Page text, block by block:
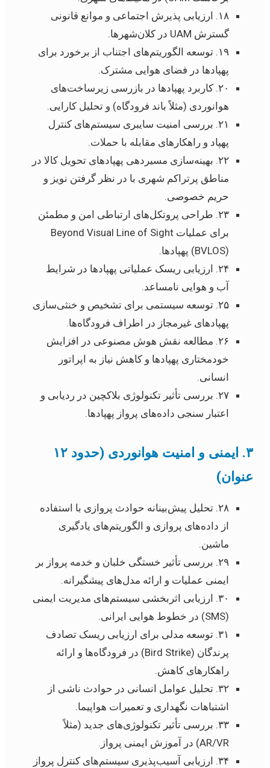
۱۸. ارزیابی پذیرش اجتماعی و موانع قانونی
گسترش UAM در کلان‌شهرها.
۱۹. توسعه الگوریتم‌های اجتناب از برخورد برای
پهپادها در فضای هوایی مشترک.
۲۰. کاربرد پهپادها در بازرسی زیرساخت‌های
هوانوردی (مثلاً باند فرودگاه) و تحلیل کارایی.
۲۱. بررسی امنیت سایبری سیستم‌های کنترل
پهپاد و راهکارهای مقابله با حملات.
۲۲. بهینه‌سازی مسیردهی پهپادهای تحویل کالا در
مناطق پرتراکم شهری با در نظر گرفتن نویز و
حریم خصوصی.
۲۳. طراحی پروتکل‌های ارتباطی امن و مطمئن
برای عملیات Beyond Visual Line of Sight
(BVLOS) پهپادها.
۲۴. ارزیابی ریسک عملیاتی پهپادها در شرایط
آب و هوایی نامساعد.
۲۵. توسعه سیستمی برای تشخیص و خنثی‌سازی
پهپادهای غیرمجاز در اطراف فرودگاه‌ها.
۲۶. مطالعه نقش هوش مصنوعی در افزایش
خودمختاری پهپادها و کاهش نیاز به اپراتور
انسانی.
۲۷. بررسی تأثیر تکنولوژی بلاکچین در ردیابی و
اعتبار سنجی داده‌های پرواز پهپادها.
۳. ایمنی و امنیت هوانوردی (حدود ۱۲
عنوان)
۲۸. تحلیل پیش‌بینانه حوادث پروازی با استفاده
از داده‌های پروازی و الگوریتم‌های یادگیری
ماشین.
۲۹. بررسی تأثیر خستگی خلبان و خدمه پرواز بر
ایمنی عملیات و ارائه مدل‌های پیشگیرانه.
۳۰. ارزیابی اثربخشی سیستم‌های مدیریت ایمنی
(SMS) در خطوط هوایی ایرانی.
۳۱. توسعه مدلی برای ارزیابی ریسک تصادف
پرندگان (Bird Strike) در فرودگاه‌ها و ارائه
راهکارهای کاهش.
۳۲. تحلیل عوامل انسانی در حوادث ناشی از
اشتباهات نگهداری و تعمیرات هواپیما.
۳۳. بررسی تأثیر تکنولوژی‌های جدید (مثلاً
AR/VR) در آموزش ایمنی پرواز.
۳۴. ارزیابی آسیب‌پذیری سیستم‌های کنترل پرواز